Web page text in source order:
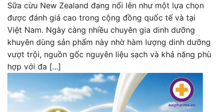
Sữa cừu New Zealand đang nổi lên như một lựa chọn
được đánh giá cao trong cộng đồng quốc tế và tại
Việt Nam. Ngày càng nhiều chuyên gia dinh dưỡng
khuyên dùng sản phẩm này nhờ hàm lượng dinh dưỡng
vượt trội, nguồn gốc nguyên liệu sạch và khả năng phù
hợp với đa [...]